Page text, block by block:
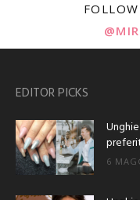
EDITOR PICKS
6